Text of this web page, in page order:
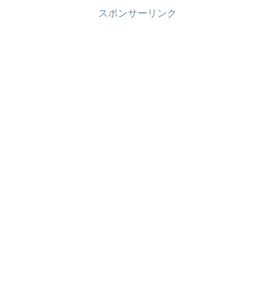
スポンサーリンク